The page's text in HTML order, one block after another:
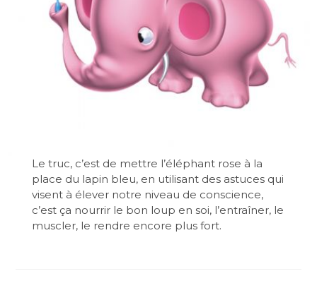
Le truc, c’est de mettre l’éléphant rose à la
place du lapin bleu, en utilisant des astuces qui
visent à élever notre niveau de conscience,
c’est ça nourrir le bon loup en soi, l’entraîner, le
muscler, le rendre encore plus fort.